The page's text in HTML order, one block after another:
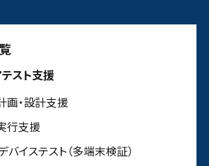
スト支援
画・設計支援
行支援
バイステスト（多端末検証）